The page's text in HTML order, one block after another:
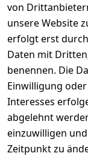
von
unsere Website
erfolgt erst
Daten mit
benennen. Die
Einwilligung
Interesses
abgelehnt
einzuwilligen
Zeitpunkt zu
Widerrufsrec
ht
Vertrag
widerrufen